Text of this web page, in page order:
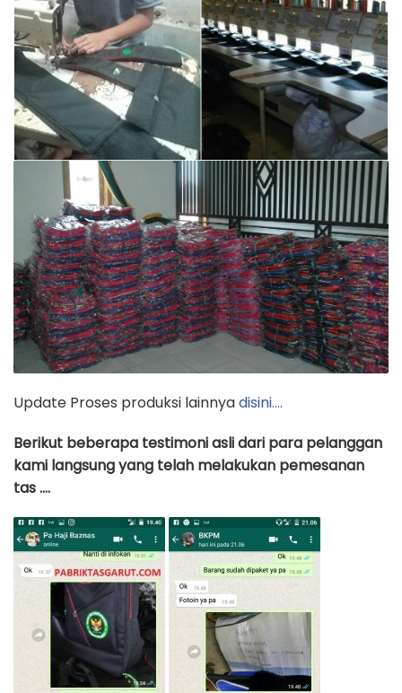
Update Proses produksi lainnyadisini….
Berikut beberapa testimoni asli dari para pelanggan
kami langsung yang telah melakukan pemesanan
tas ….